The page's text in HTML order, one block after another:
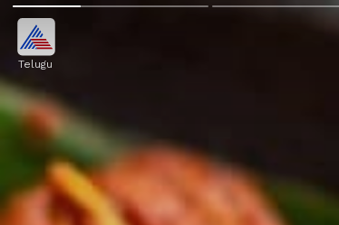
Telugu